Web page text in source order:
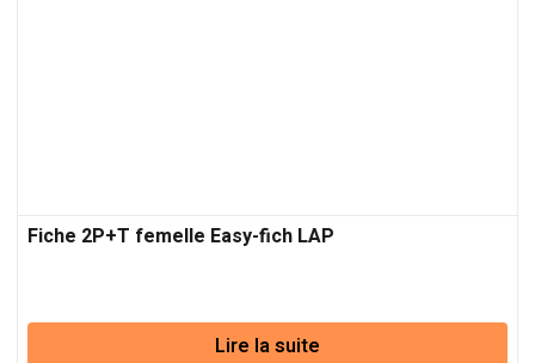
Fiche 2P+T femelle Easy-fich LAP
Lire la suite